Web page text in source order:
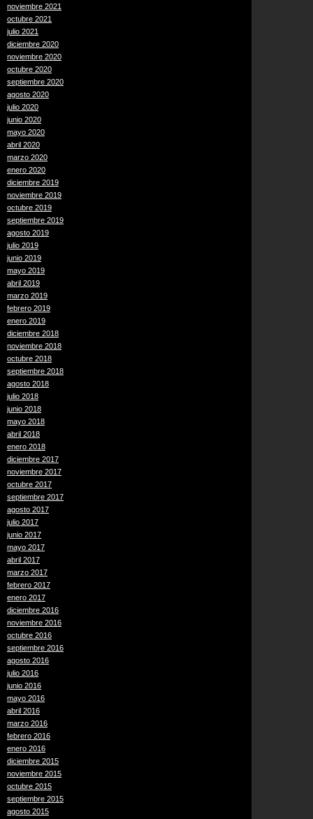
noviembre 2021
octubre 2021
julio 2021
diciembre 2020
noviembre 2020
octubre 2020
septiembre 2020
agosto 2020
julio 2020
junio 2020
mayo 2020
abril 2020
marzo 2020
enero 2020
diciembre 2019
noviembre 2019
octubre 2019
septiembre 2019
agosto 2019
julio 2019
junio 2019
mayo 2019
abril 2019
marzo 2019
febrero 2019
enero 2019
diciembre 2018
noviembre 2018
octubre 2018
septiembre 2018
agosto 2018
julio 2018
junio 2018
mayo 2018
abril 2018
enero 2018
diciembre 2017
noviembre 2017
octubre 2017
septiembre 2017
agosto 2017
julio 2017
junio 2017
mayo 2017
abril 2017
marzo 2017
febrero 2017
enero 2017
diciembre 2016
noviembre 2016
octubre 2016
septiembre 2016
agosto 2016
julio 2016
junio 2016
mayo 2016
abril 2016
marzo 2016
febrero 2016
enero 2016
diciembre 2015
noviembre 2015
octubre 2015
septiembre 2015
agosto 2015